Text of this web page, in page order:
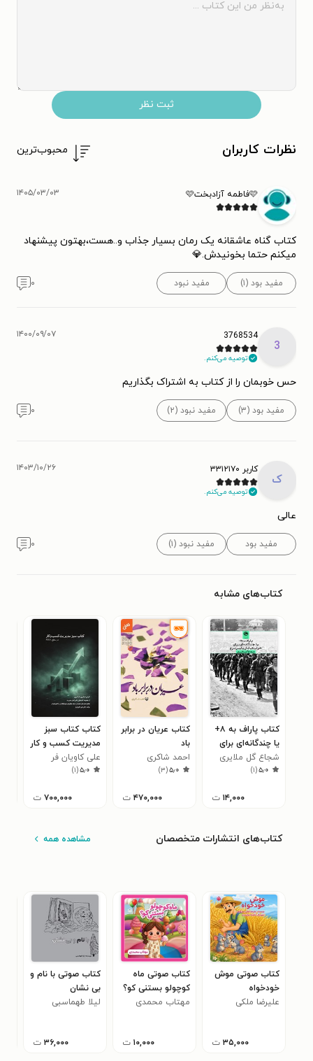
ثبت نظر
نظرات کاربران محبوب‌ترین
🩷فاطمه آزادبخت🩷 ۱۴۰۵/۰۳/۰۳
کتاب گناه عاشقانه یک رمان بسیار جذاب و..هست،بهتون پیشنهاد
میکنم حتما بخونیدش.💎
مفید بود (۱) مفید نبود ۰
3
3768534
توصیه می‌کنم.
۱۴۰۰/۰۹/۰۷
حس خوبمان را از کتاب به اشتراک بگذاریم
مفید بود (۳) مفید نبود (۲) ۰
ک
کاربر ۳۳۱۲۱۷۰
توصیه می‌کنم.
۱۴۰۳/۱۰/۲۶
عالی
مفید بود مفید نبود (۱) ۰
کتاب‌های مشابه
کتاب پاراف به ۸+
یا چندگانه‌ای برای
خواب خیابان پایین
برج
شجاع گل ملایری
۵٫۰(۱)
۱۴,۰۰۰ ت
کتاب عریان در برابر
باد
احمد شاکری
۵٫۰(۳)
۴۷۰,۰۰۰ ت
کتاب کتاب سبز
مدیریت کسب‌ و کار
(در سطح MBA)
علی کاویان فر
۵٫۰(۱)
۷۰۰,۰۰۰ ت
کتاب‌های انتشارات متخصصان مشاهده همه
کتاب صوتی موش
خودخواه
علیرضا ملکی
۳۵,۰۰۰ ت
کتاب صوتی ماه
کوچولو بستنی کو؟
مهتاب محمدی
۱۰,۰۰۰ ت
کتاب صوتی با نام و
بی نشان
لیلا طهماسبی
۳۶,۰۰۰ ت